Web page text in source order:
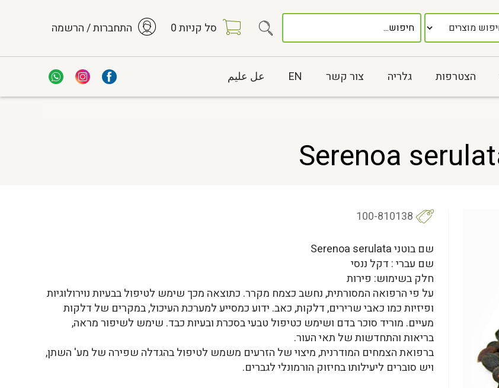
סל קניות0 התחברות / הרשמה
הצטרפות גלריה צור קשר EN عل عليم
100-810138
שם בוטני Serenoa serulata
שם עברי : דקל ננסי
חלק בשימוש: פירות
על פי הרפואה המסורתית, נחשב כצמח מקרר. כתוצאה מכך שימש לטיפול בבעיות נוירולוגיות
ופיזיות כמו כאבי שרירים, דלקות, כאב. ידוע כמסייע למערכת העיכול, במקרים של דלקות
מעיים. מוריד סוכר בדם ושימש כטיפול טבעי בסכרת ובעיות כבד. שימש לשיפור מראה,
בריאות והתחדשות של תאי העור.
ברפואת הצמחים המודרנית, מיצוי של הזרעים משמש לטיפול בהגדלה שפירה של מע' השתן,
ויש סוברים ליעילותו בחיזוק הורמונלי לגברים.